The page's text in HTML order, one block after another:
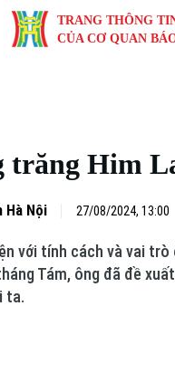
TRANG THÔNG
CỦA CƠ QUAN
Nội
sự
Việt 4 phương
Cafe sáng
Tài chính Ngân hàng
Doanh nghiệp
Đầu tư
Căn hộ
Đất đai
trăng Him
Hà Nội 27/08/2024, 13:00
với tính cách và vai
Tám, ông đã đề
ta.